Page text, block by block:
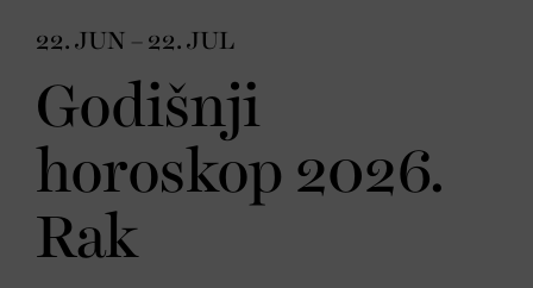
22. JUN – 22. JUL
Godišnji
horoskop 2026.
Rak